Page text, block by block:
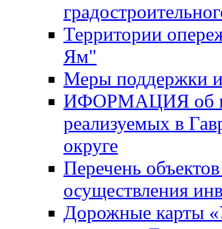
Территории
Ям"
Меры поддержки
ИФОРМАЦИЯ об
реализуемых в
округе
Перечень
осуществления
Дорожные карты